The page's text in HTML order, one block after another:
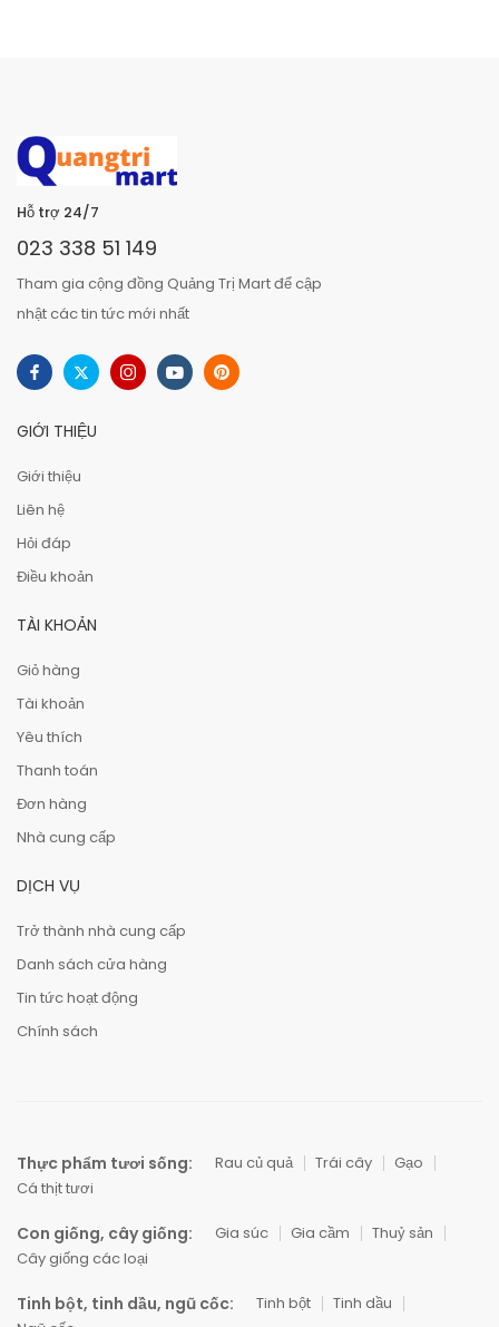
Hỗ trợ 24/7
023 338 51 149
Tham gia cộng đồng Quảng Trị Mart để cập
nhật các tin tức mới nhất
GIỚI THIỆU
Giới thiệu
Liên hệ
Hỏi đáp
Điều khoản
TÀI KHOẢN
Giỏ hàng
Tài khoản
Yêu thích
Thanh toán
Đơn hàng
Nhà cung cấp
DỊCH VỤ
Trở thành nhà cung cấp
Danh sách cửa hàng
Tin tức hoạt động
Chính sách
Thực phẩm tươi sống: Rau củ quả Trái cây
Gạo
Cá thịt tươi
Con giống, cây giống: Gia súc Gia cầm
Thuỷ sản
Cây giống các loại
Tinh bột, tinh dầu, ngũ cốc: Tinh bột
Tinh dầu